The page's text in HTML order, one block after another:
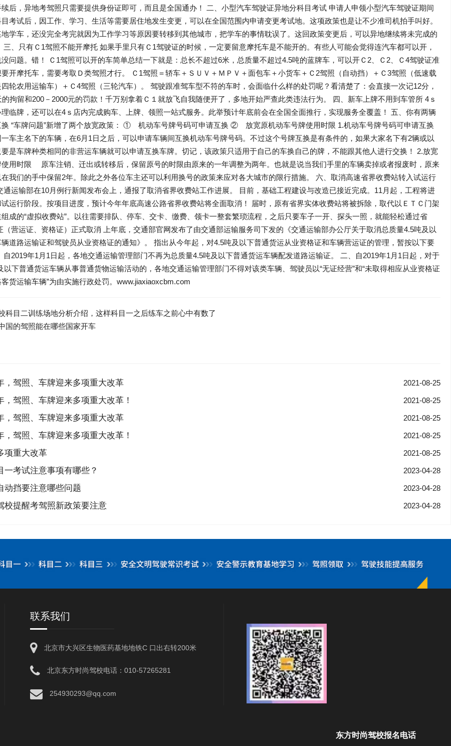
后，异地考驾照只需要提供身份证即可，而且是全国通办！ 二、小型汽车驾驶证异地分科目考试 申请人申领小型汽车驾驶证期间
考试后，因工作、学习、生活等需要居住地发生变更，可以在全国范围内申请变更考试地。这项政策也是让不少准司机拍手叫好。
学车，还没完全考完就因为工作学习等原因要转移到其他城市，把学车的事情耽误了。这回政策变更后，可以异地继续将未完成的
三、只有Ｃ1驾照不能开摩托 如果手里只有Ｃ1驾驶证的时候，一定要留意摩托车是不能开的。有些人可能会觉得连汽车都可以开，
问题。错！ Ｃ1驾照可以开的车简单总结一下就是：总长不超过6米，总质量不超过4.5吨的蓝牌车，可以开Ｃ2、Ｃ2、Ｃ4驾驶证准
开摩托车，需要考取Ｄ类驾照才行。 Ｃ1驾照＝轿车＋ＳＵＶ＋ＭＰＶ＋面包车＋小货车＋Ｃ2驾照（自动挡）＋Ｃ3驾照（低速载
轮农用运输车）＋Ｃ4驾照（三轮汽车）。 驾驶跟准驾车型不符的车时，会面临什么样的处罚呢？看清楚了：会直接一次记12分，
拘留和200－2000元的罚款！千万别拿着Ｃ１就放飞自我随便开了，多地开始严查此类违法行为。 四、新车上牌不用到车管所 4ｓ
理临牌，还可以在4ｓ店内完成购车、上牌、领照一站式服务。此举预计年底前会在全国全面推行，实现服务全覆盖！ 五、你有两辆
换 “车牌问题”新增了两个放宽政策： ① 机动车号牌号码可申请互换 ② 放宽原机动车号牌使用时限 1.机动车号牌号码可申请互换
车主名下的车辆，在6月1日之后，可以申请车辆间互换机动车号牌号码。不过这个号牌互换是有条件的，如果大家名下有2辆或以
要是车牌种类相同的非营运车辆就可以申请互换车牌。切记，该政策只适用于自己的车换自己的牌，不能跟其他人进行交换！ 2.放宽
使用时限 原车注销、迁出或转移后，保留原号的时限由原来的一年调整为两年。也就是说当我们手里的车辆卖掉或者报废时，原来
我们的手中保留2年。除此之外各位车主还可以利用换号的政策来应对各大城市的限行措施。 六、取消高速省界收费站转入试运行
通运输部在10月例行新闻发布会上，通报了取消省界收费站工作进展。 目前，基础工程建设与改造已接近完成。11月起，工程将进
试运行阶段。按项目进度，预计今年年底高速公路省界收费站将全面取消！ 届时，原有省界实体收费站将被拆除，取代以ＥＴＣ门架
成的“虚拟收费站”。以往需要排队、停车、交卡、缴费、领卡一整套繁琐流程，之后只要车子一开、探头一照，就能轻松通过省
（营运证、资格证）正式取消 上年底，交通部官网发布了由交通部运输服务司下发的《交通运输部办公厅关于取消总质量4.5吨及以
道路运输证和驾驶员从业资格证的通知》。 指出从今年起，对4.5吨及以下普通货运从业资格证和车辆营运证的管理，暂按以下要
自2019年1月1日起，各地交通运输管理部门不再为总质量4.5吨及以下普通货运车辆配发道路运输证。 二、自2019年1月1日起，对于
以下普通货运车辆从事普通货物运输活动的，各地交通运输管理部门不得对该类车辆、驾驶员以“无证经营”和“未取得相应从业资格证
货运输车辆”为由实施行政处罚。www.jiaxiaoxcbm.com
科目二训练场地分析介绍，这样科目一之后练车之前心中有数了
国的驾照能在哪些国家开车
，驾照、车牌迎来多项重大改革 2021-08-25
，驾照、车牌迎来多项重大改革！ 2021-08-25
，驾照、车牌迎来多项重大改革 2021-08-25
，驾照、车牌迎来多项重大改革！ 2021-08-25
项重大改革 2021-08-25
一考试注意事项有哪些？ 2023-04-28
动挡要注意哪些问题 2023-04-28
校提醒考驾照新政策要注意 2023-04-28
联系我们
北京市大兴区生物医药基地地铁C 口出右转200米
北京东方时尚驾校电话：010-57265281
254930293@qq.com
东方时尚驾校报名电话